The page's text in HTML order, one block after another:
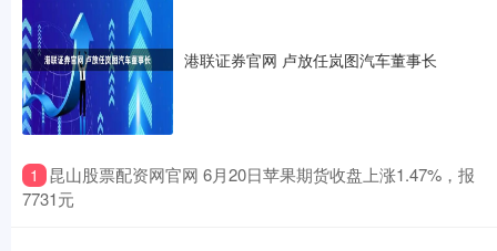
港联证券官网 卢放任岚图汽车董事长
1
​昆山股票配资网官网 6月20日苹果期货收盘上涨1.47%，报
7731元